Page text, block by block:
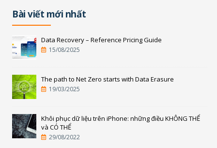
Bài viết mới nhất
Data Recovery – Reference Pricing Guide
15/08/2025
The path to Net Zero starts with Data Erasure
19/03/2025
Khôi phục dữ liệu trên iPhone: những điều KHÔNG THỂ
và CÓ THỂ
29/08/2022